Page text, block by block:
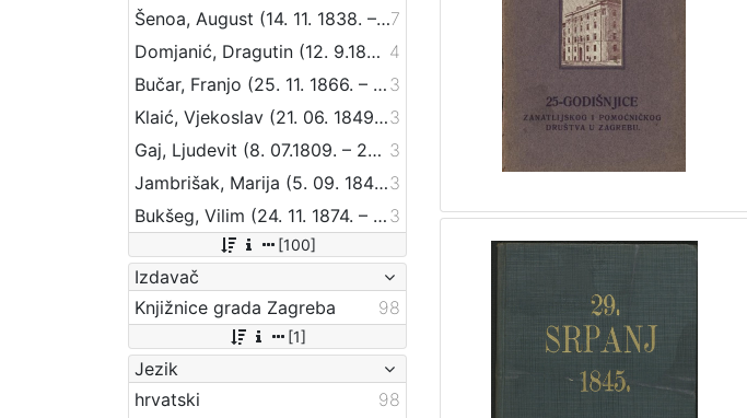
Šenoa, August (14. 11. 1838. – 13. 12. 1881.)7
Domjanić, Dragutin (12. 9.1875. – 07. 6.1933.) 4
Bučar, Franjo (25. 11. 1866. – 26. 12. 1946.) 3
Klaić, Vjekoslav (21. 06. 1849. – 01. 07. 1928.)3
Gaj, Ljudevit (8. 07.1809. – 20. 04.1872.) 3
Jambrišak, Marija (5. 09. 1847 – 23. 01. 1937)3
Bukšeg, Vilim (24. 11. 1874. – 1. 03. 1924.) 3
[100]
Izdavač
Knjižnice grada Zagreba
98
[1]
Jezik
hrvatski
98